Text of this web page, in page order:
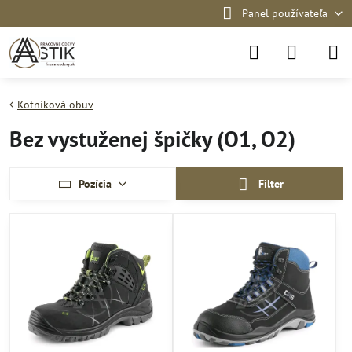
Panel používateľa
Kotníková obuv
Bez vystuženej špičky (O1, O2)
Pozícia Filter